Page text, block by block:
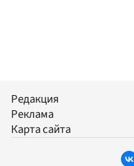
Редакция
Реклама
Карта сайта